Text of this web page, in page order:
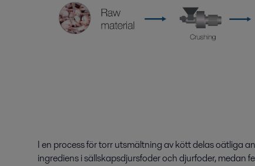
I en process för torr utsmältning av kött delas oätliga
ingrediens i sällskapsdjursfoder och djurfoder, medan